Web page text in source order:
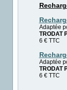
Adaptée
TRODAT
6 €TTC
Adaptée
TRODAT
6 €TTC